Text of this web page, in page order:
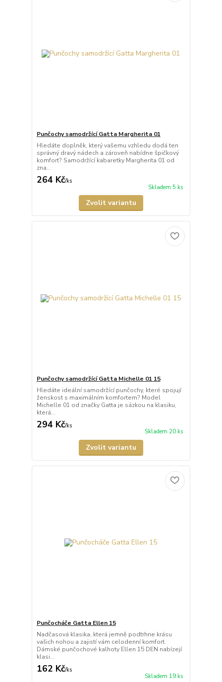
Punčochy samodržící Gatta Margherita 01
Hledáte doplněk, který vašemu vzhledu dodá ten
správný dravý nádech a zároveň nabídne špičkový
komfort? Samodržící kabaretky Margherita 01 od
zna...
264 Kč/ks
Skladem 5 ks
Zvolit variantu
Punčochy samodržící Gatta Michelle 01 15
Hledáte ideální samodržící punčochy, které spojují
ženskost s maximálním komfortem? Model
Michelle 01 od značky Gatta je sázkou na klasiku,
která...
294 Kč/ks
Skladem 20 ks
Zvolit variantu
Punčocháče Gatta Ellen 15
Nadčasová klasika, která jemně podtrhne krásu
vašich nohou a zajistí vám celodenní komfort.
Dámské punčochové kalhoty Ellen 15 DEN nabízejí
klasi...
162 Kč/ks
Skladem 19 ks